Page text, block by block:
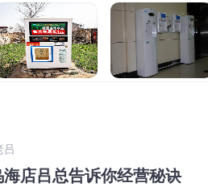
吕
店吕总告诉你经营秘诀